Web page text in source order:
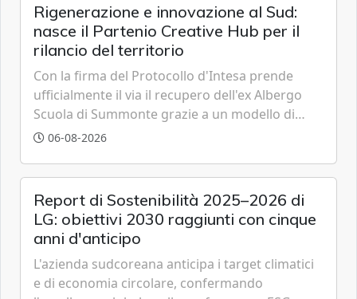
Rigenerazione e innovazione al Sud:
nasce il Partenio Creative Hub per il
rilancio del territorio
Con la firma del Protocollo d'Intesa prende
ufficialmente il via il recupero dell'ex Albergo
Scuola di Summonte grazie a un modello di
partenariato pubblico-privato e a una rete di
06-08-2026
Report di Sostenibilità 2025–2026 di
LG: obiettivi 2030 raggiunti con cinque
anni d'anticipo
L'azienda sudcoreana anticipa i target climatici
e di economia circolare, confermando